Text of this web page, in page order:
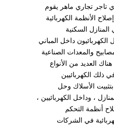
تاجر تجاري ماهر يقوم
الأنظمة الكهربائية
السكنية
داخل المباني
والمعدات الصناعية
العديد من الأنواع
ذلك الكهربائيين
الأسلاك وحل
، وداخل الكهربائيين ،
أنظمة التحكم
في الشركات